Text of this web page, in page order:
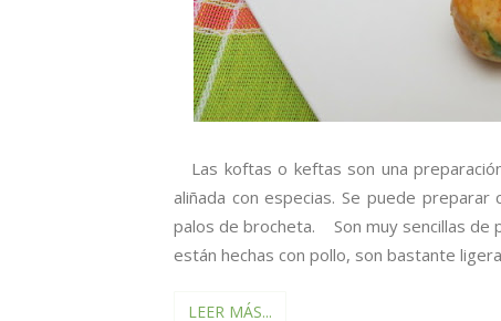
Las koftas o keftas son una
aliñada con especias. Se puede
palos de brocheta. Son muy sencillas de
están hechas con pollo, son bastante
LEER MÁS...